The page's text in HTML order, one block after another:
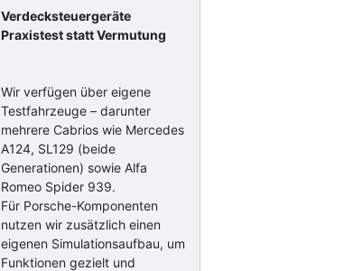
Verdecksteuergeräte
Praxistest statt Vermutung
Wir verfügen über eigene
Testfahrzeuge – darunter
mehrere Cabrios wie Mercedes
A124, SL129 (beide
Generationen) sowie Alfa
Romeo Spider 939.
Für Porsche-Komponenten
nutzen wir zusätzlich einen
eigenen Simulationsaufbau, um
Funktionen gezielt und